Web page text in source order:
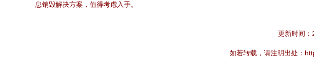
息销毁解决方案，值得考虑入手。
更新时间
如若转载，请注明出处：